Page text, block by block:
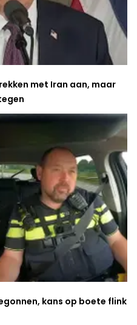
met Iran aan, maar
kans op boete flink